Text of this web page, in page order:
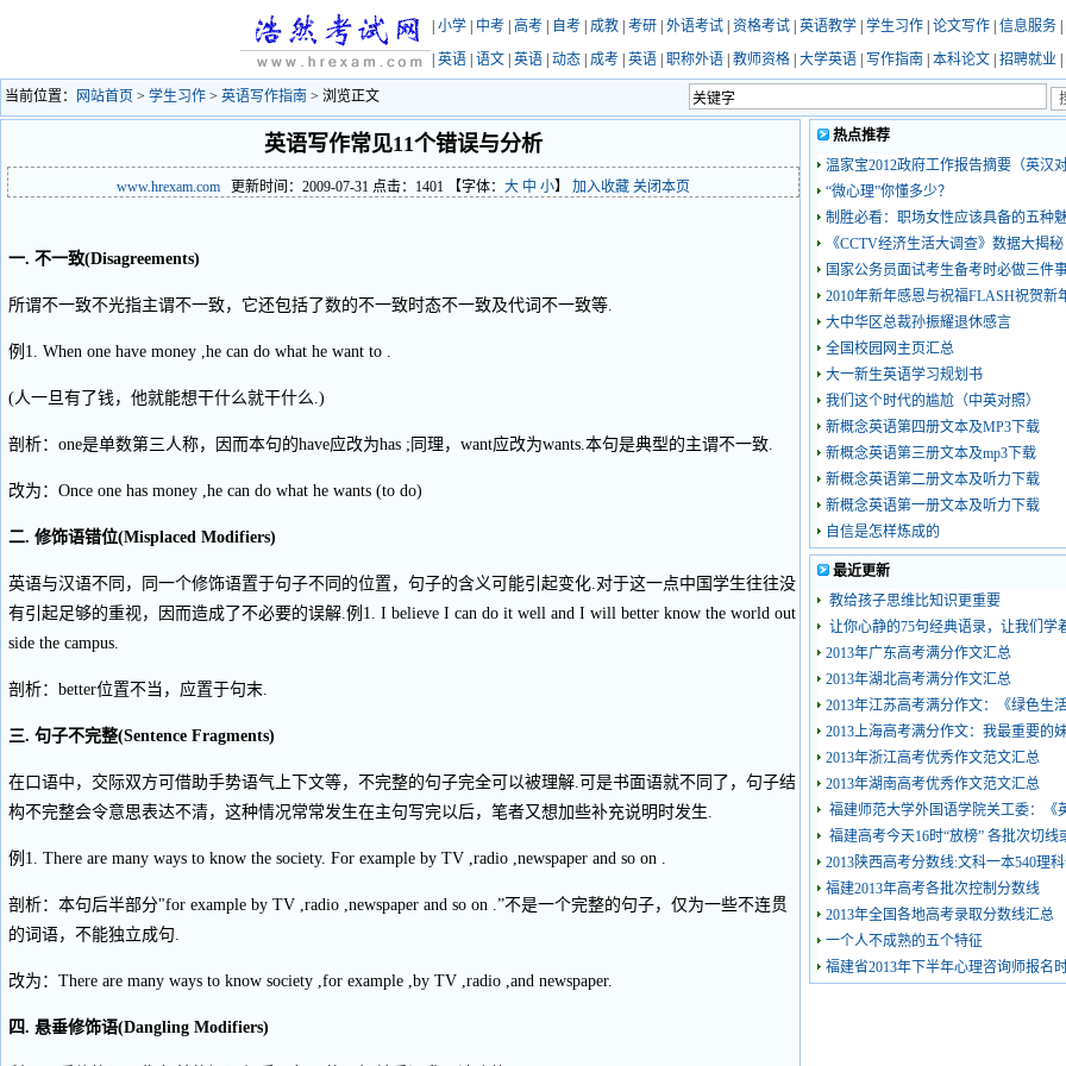
小学 中考 高考 自考 成教 考研 外语考试 资格考试 英语教学 学生习作 论文写作 信息服务
英语 语文 英语 动态 成考 英语 职称外语 教师资格 大学英语 写作指南 本科论文 招聘就业
当前位置： 网站首页 > 学生习作 > 英语写作指南 > 浏览正文
英语写作常见11个错误与分析
www.hrexam.com 更新时间：2009-07-31 点击： 1401 【字体： 大 中 小】 加入收藏 关闭本页
一. 不一致(Disagreements)
所谓不一致不光指主谓不一致，它还包括了数的不一致时态不一致及代词不一致等.
例1. When one have money ,he can do what he want to .
(人一旦有了钱，他就能想干什么就干什么.)
剖析：one是单数第三人称，因而本句的have应改为has ;同理，want应改为wants.本句是典型的主谓不一致.
改为：Once one has money ,he can do what he wants (to do)
二. 修饰语错位(Misplaced Modifiers)
英语与汉语不同，同一个修饰语置于句子不同的位置，句子的含义可能引起变化.对于这一点中国学生往往没
有引起足够的重视，因而造成了不必要的误解.例1. I believe I can do it well and I will better know the world out
side the campus.
剖析：better位置不当，应置于句末.
三. 句子不完整(Sentence Fragments)
在口语中，交际双方可借助手势语气上下文等，不完整的句子完全可以被理解.可是书面语就不同了，句子结
构不完整会令意思表达不清，这种情况常常发生在主句写完以后，笔者又想加些补充说明时发生.
例1. There are many ways to know the society. For example by TV ,radio ,newspaper and so on .
剖析：本句后半部分"for example by TV ,radio ,newspaper and so on .”不是一个完整的句子，仅为一些不连贯
的词语，不能独立成句.
改为：There are many ways to know society ,for example ,by TV ,radio ,and newspaper.
四. 悬垂修饰语(Dangling Modifiers)
热点推荐
温家宝2012政府工作报告摘要（英汉
“微心理”你懂多少？
制胜必看：职场女性应该具备的五种
《CCTV经济生活大调查》数据大揭秘
国家公务员面试考生备考时必做三件
2010年新年感恩与祝福FLASH祝贺新
大中华区总裁孙振耀退休感言
全国校园网主页汇总
大一新生英语学习规划书
我们这个时代的尴尬（中英对照）
新概念英语第四册文本及MP3下载
新概念英语第三册文本及mp3下载
新概念英语第二册文本及听力下载
新概念英语第一册文本及听力下载
自信是怎样炼成的
最近更新
教给孩子思维比知识更重要
让你心静的75句经典语录，让我们学
2013年广东高考满分作文汇总
2013年湖北高考满分作文汇总
2013年江苏高考满分作文：《绿色生活
2013上海高考满分作文：我最重要的
2013年浙江高考优秀作文范文汇总
2013年湖南高考优秀作文范文汇总
福建师范大学外国语学院关工委：《
福建高考今天16时“放榜” 各批次切线
2013陕西高考分数线:文科一本540理
福建2013年高考各批次控制分数线
2013年全国各地高考录取分数线汇总
一个人不成熟的五个特征
福建省2013年下半年心理咨询师报名